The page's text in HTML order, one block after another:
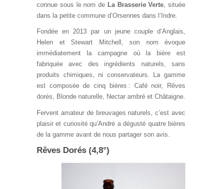
connue sous le nom de La Brasserie Verte , située
dans la petite commune d’Orsennes dans l’Indre.
Fondée en 2013 par un jeune couple d’Anglais,
Helen et Stewart Mitchell, son nom évoque
immédiatement la campagne où la bière est
fabriquée avec des ingrédients naturels, sans
produits chimiques, ni conservateurs. La gamme
est composée de cinq bières : Café noir, Rêves
dorés, Blonde naturelle, Nectar ambré et Châtaigne.
Fervent amateur de breuvages naturels, c’est avec
plaisir et curiosité qu’André a dégusté quatre bières
de la gamme avant de nous partager son avis.
Rêves Dorés (4,8°)